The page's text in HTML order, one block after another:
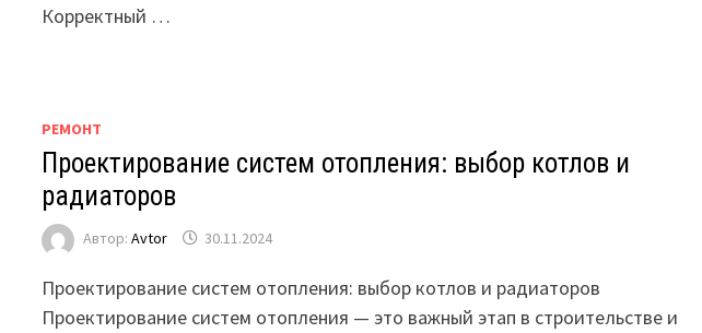
Корректный …
РЕМОНТ
Проектирование систем отопления: выбор котлов и
радиаторов
Автор:Avtor 30.11.2024
Проектирование систем отопления: выбор котлов и радиаторов
Проектирование систем отопления — это важный этап в строительстве и